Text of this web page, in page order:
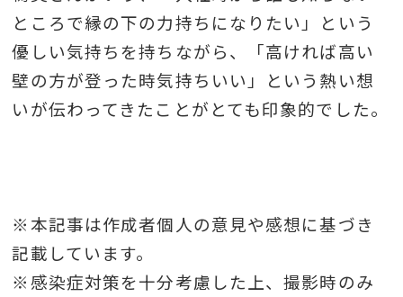
ところで縁の下の力持ちになりたい」という
優しい気持ちを持ちながら、「高ければ高い
壁の方が登った時気持ちいい」という熱い想
いが伝わってきたことがとても印象的でした。
※本記事は作成者個人の意見や感想に基づき
記載しています。
※感染症対策を十分考慮した上、撮影時のみ